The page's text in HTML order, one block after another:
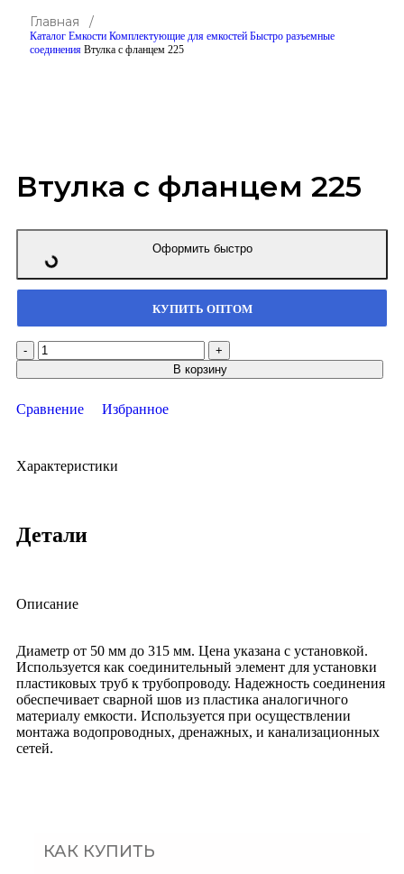
Главная /
Каталог Емкости Комплектующие для емкостей Быстро разъемные
соединения Втулка с фланцем 225
Втулка с фланцем 225
Оформить быстро
КУПИТЬ ОПТОМ
В корзину
Сравнение Избранное
Характеристики
Детали
Описание
Диаметр от 50 мм до 315 мм. Цена указана с установкой.
Используется как соединительный элемент для установки
пластиковых труб к трубопроводу. Надежность соединения
обеспечивает сварной шов из пластика аналогичного
материалу емкости. Используется при осуществлении
монтажа водопроводных, дренажных, и канализационных
сетей.
КАК КУПИТЬ